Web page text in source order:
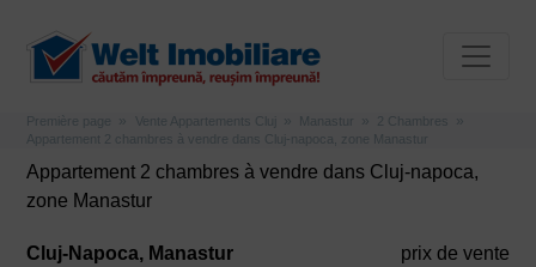
Première page Vente Appartements Cluj Manastur
2 Chambres
Appartement 2 chambres à vendre dans Cluj-napoca, zone Manastur
Appartement 2 chambres à vendre dans Cluj-napoca,
zone Manastur
Cluj-Napoca, Manastur
prix ​​de vente